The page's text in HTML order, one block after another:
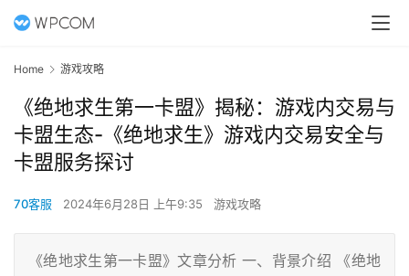
Home 游戏攻略
《绝地求生第一卡盟》揭秘：游戏内交易与
卡盟生态-《绝地求生》游戏内交易安全与
卡盟服务探讨
70客服 2024年6月28日 上午9:35 游戏攻略
《绝地求生第一卡盟》文章分析 一、背景介绍 《绝地